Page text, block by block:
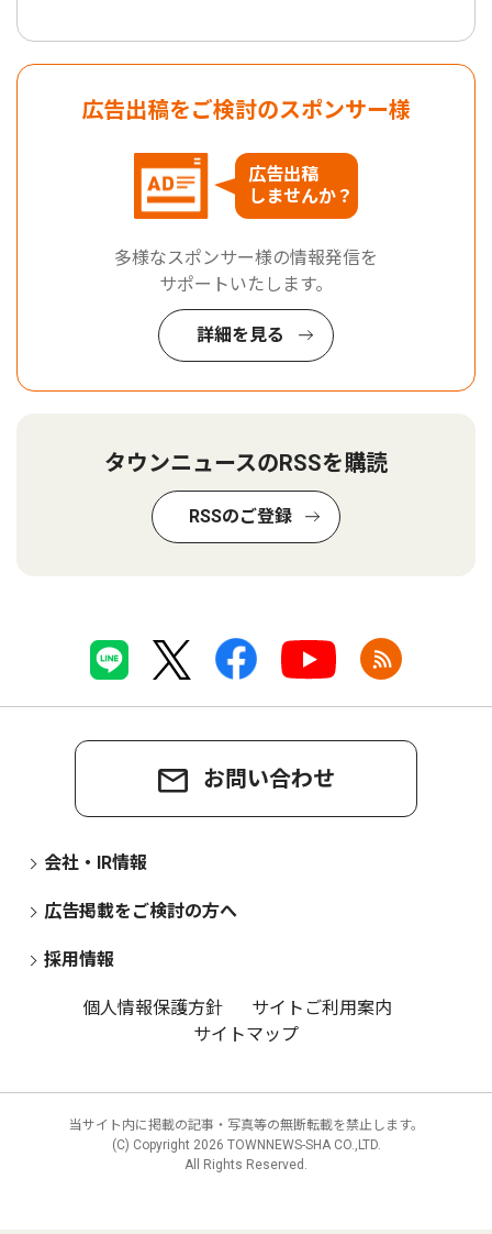
広告出稿をご検討のスポンサー様
広告出稿
しませんか？
多様なスポンサー様の情報発信を
サポートいたします。
詳細を見る
タウンニュースのRSSを購読
RSSのご登録
お問い合わせ
会社・IR情報
広告掲載をご検討の方へ
採用情報
個人情報保護方針
サイトご利用案内
サイトマップ
当サイト内に掲載の記事・写真等の無断転載を禁止します。
(C) Copyright 2026 TOWNNEWS-SHA CO.,LTD.
All Rights Reserved.